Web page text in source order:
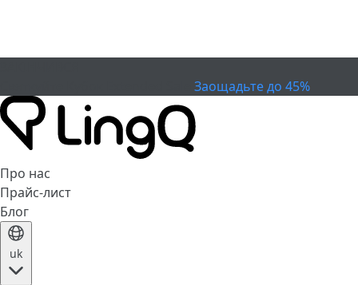
Заощадьте до 45%
Про нас
Прайс-лист
Блог
uk